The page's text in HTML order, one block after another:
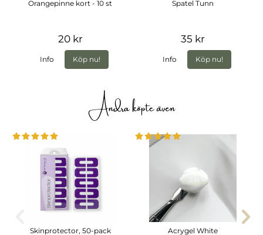
Orangepinne kort - 10 st
20 kr
Info Köp nu!
Spatel Tunn
35 kr
Info Köp nu!
Andra köpte även
Skinprotector, 50-pack Acrygel White